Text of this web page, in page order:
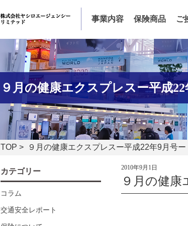
事業内容 保険商品 ご
９月の健康エクスプレスー平成
TOP > ９月の健康エクスプレスー平成22年9月号ー
2010年9月1日
９月の健康
カテゴリー
コラム
交通安全レポート